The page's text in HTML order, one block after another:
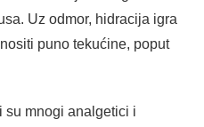
Uz odmor, hidracija igra
puno tekućine, poput
su mnogi analgetici i